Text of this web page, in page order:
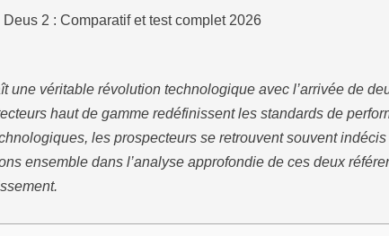
2 : Comparatif et test complet 2026
véritable révolution technologique avec l’arrivée de
haut de gamme redéfinissent les standards de
les prospecteurs se retrouvent souvent
ensemble dans l’analyse approfondie de ces deux